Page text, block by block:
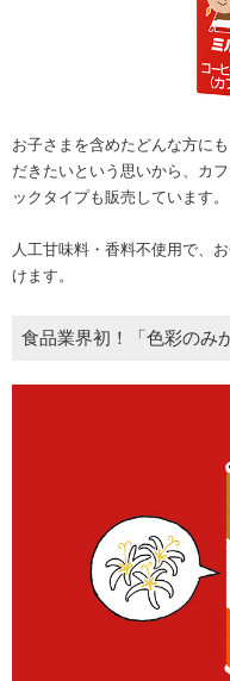
お子さまを含めたどんな方に
だきたいという思いから、カ
ックタイプも販売しています。
人工甘味料・香料不使用で、
けます。
食品業界初！「色彩のみ